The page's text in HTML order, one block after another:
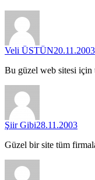
Veli ÜSTÜN20.11.2003
Bu güzel web sitesi için
Şiir Gibi28.11.2003
Güzel bir site tüm